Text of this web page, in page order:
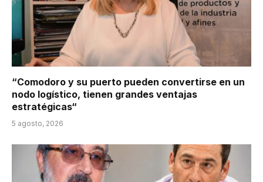
“Comodoro y su puerto pueden convertirse en un
nodo logístico, tienen grandes ventajas
estratégicas“
5 agosto, 2026